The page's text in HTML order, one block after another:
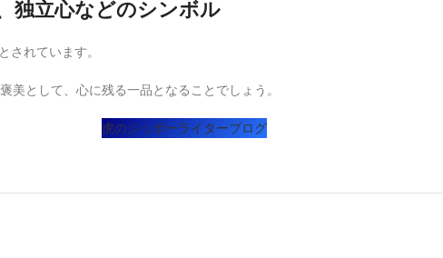
独立心などのシンボル
されています。
として、心に残る一品となることでしょう。
虎のジッポーライターブログ